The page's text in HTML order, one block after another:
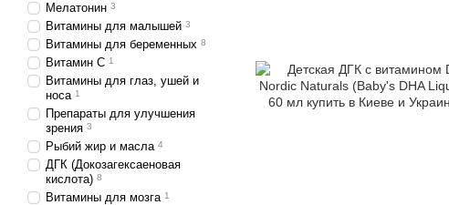
Мелатонин 3
Витамины для малышей 3
Витамины для беременных 8
Витамин С 1
Витамины для глаз, ушей и
носа 1
Препараты для улучшения
зрения 3
Рыбий жир и масла 4
ДГК (Докозагексаеновая
кислота) 8
Витамины для мозга 1